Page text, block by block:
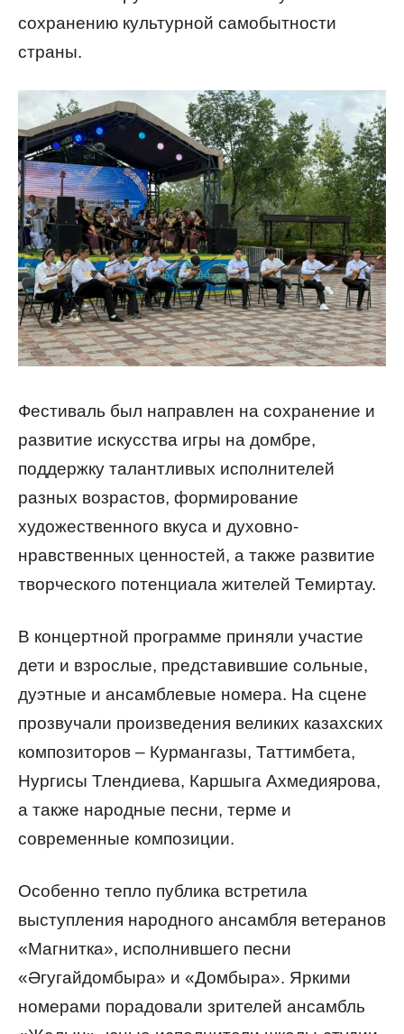
сохранению культурной самобытности
страны.
Фестиваль был направлен на сохранение и
развитие искусства игры на домбре,
поддержку талантливых исполнителей
разных возрастов, формирование
художественного вкуса и духовно-
нравственных ценностей, а также развитие
творческого потенциала жителей Темиртау.
В концертной программе приняли участие
дети и взрослые, представившие сольные,
дуэтные и ансамблевые номера. На сцене
прозвучали произведения великих казахских
композиторов – Курмангазы, Таттимбета,
Нургисы Тлендиева, Каршыга Ахмедиярова,
а также народные песни, терме и
современные композиции.
Особенно тепло публика встретила
выступления народного ансамбля ветеранов
«Магнитка», исполнившего песни
«Әгугайдомбыра» и «Домбыра». Яркими
номерами порадовали зрителей ансамбль